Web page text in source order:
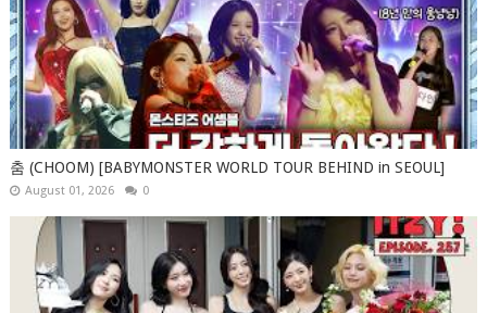
춤 (CHOOM) [BABYMONSTER WORLD TOUR BEHIND in SEOUL]
August 01, 2026 0